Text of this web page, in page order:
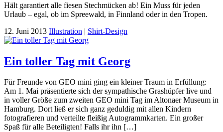
Hält garantiert alle fiesen Stechmücken ab! Ein Muss für jeden
Urlaub – egal, ob im Spreewald, in Finnland oder in den Tropen.
12. Juni 2013 Illustration | Shirt-Design
Ein toller Tag mit Georg
Für Freunde von GEO mini ging ein kleiner Traum in Erfüllung:
Am 1. Mai präsentierte sich der sympathische Grashüpfer live und
in voller Größe zum zweiten GEO mini Tag im Altonaer Museum in
Hamburg. Dort ließ er sich ganz geduldig mit allen Kindern
fotografieren und verteilte fleißig Autogrammkarten. Ein großer
Spaß für alle Beteiligten! Falls ihr ihn […]